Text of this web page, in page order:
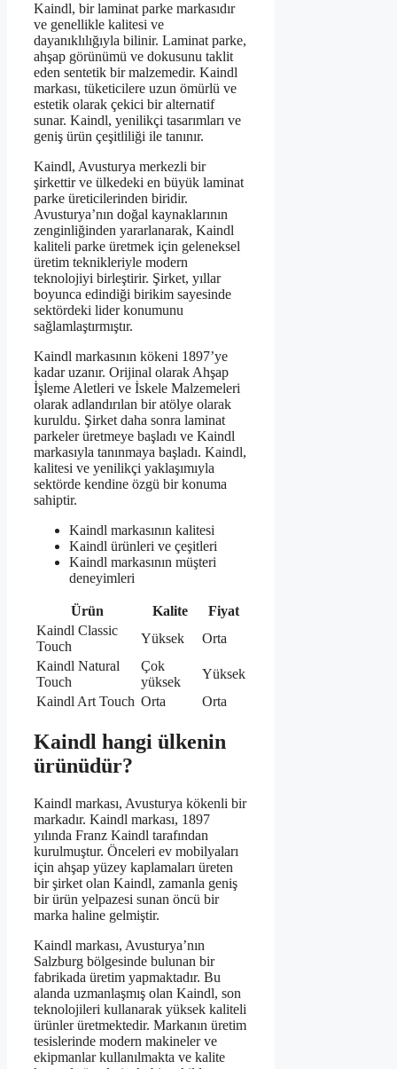
Kaindl, bir laminat parke markasıdır
ve genellikle kalitesi ve
dayanıklılığıyla bilinir. Laminat parke,
ahşap görünümü ve dokusunu taklit
eden sentetik bir malzemedir. Kaindl
markası, tüketicilere uzun ömürlü ve
estetik olarak çekici bir alternatif
sunar. Kaindl, yenilikçi tasarımları ve
geniş ürün çeşitliliği ile tanınır.
Kaindl, Avusturya merkezli bir
şirkettir ve ülkedeki en büyük laminat
parke üreticilerinden biridir.
Avusturya’nın doğal kaynaklarının
zenginliğinden yararlanarak, Kaindl
kaliteli parke üretmek için geleneksel
üretim teknikleriyle modern
teknolojiyi birleştirir. Şirket, yıllar
boyunca edindiği birikim sayesinde
sektördeki lider konumunu
sağlamlaştırmıştır.
Kaindl markasının kökeni 1897’ye
kadar uzanır. Orijinal olarak Ahşap
İşleme Aletleri ve İskele Malzemeleri
olarak adlandırılan bir atölye olarak
kuruldu. Şirket daha sonra laminat
parkeler üretmeye başladı ve Kaindl
markasıyla tanınmaya başladı. Kaindl,
kalitesi ve yenilikçi yaklaşımıyla
sektörde kendine özgü bir konuma
sahiptir.
Kaindl markasının kalitesi
Kaindl ürünleri ve çeşitleri
Kaindl markasının müşteri
deneyimleri
Ürün Kalite
Fiyat
Kaindl Classic
Touch
Yüksek
Orta
Kaindl Natural
Touch
Çok
yüksek
Yüksek
Kaindl Art Touch Orta Orta
Kaindl hangi ülkenin
ürünüdür?
Kaindl markası, Avusturya kökenli bir
markadır. Kaindl markası, 1897
yılında Franz Kaindl tarafından
kurulmuştur. Önceleri ev mobilyaları
için ahşap yüzey kaplamaları üreten
bir şirket olan Kaindl, zamanla geniş
bir ürün yelpazesi sunan öncü bir
marka haline gelmiştir.
Kaindl markası, Avusturya’nın
Salzburg bölgesinde bulunan bir
fabrikada üretim yapmaktadır. Bu
alanda uzmanlaşmış olan Kaindl, son
teknolojileri kullanarak yüksek kaliteli
ürünler üretmektedir. Markanın üretim
tesislerinde modern makineler ve
ekipmanlar kullanılmakta ve kalite